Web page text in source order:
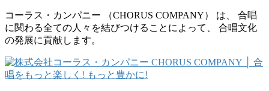
コ
ン
テ
ツ
に
ナ
ビ
ゲ
シ
ョ
コーラス・カンパニー （CHORUS COMPANY） は、 合唱
に関わる全ての人々を結びつけることによって、 合唱文化
の発展に貢献します。